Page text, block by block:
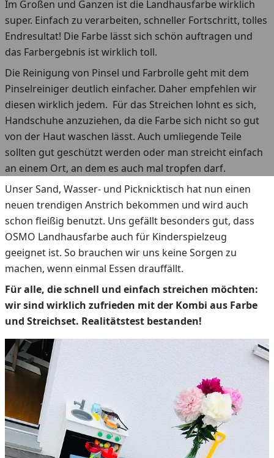
Im Großen und Ganzen ist die Landhausfarbe wirklich
super. Einfach zu verarbeiten, schneller Fortschritt, tolles
Endresultat! Die Farbe lässt sich schön auftragen und
das Farbergebnis ist wirklich toll.
Die Reinigung von Pinsel und Farbrolle geht mit dem
Pinselreiniger deutlich einfacher. Daher empfehlen wir
diesen wirklich jedem. Für das Streichen lohnt es sich,
Handschuhe anzuziehen, da die Farbe sich nicht so gut
von der Haut waschen lässt. Auch umliegende Teile
sollten gut geschützt werden oder man streicht einfach
an einem Ort, an dem es auch mal tropfen darf.
Unser Sand, Wasser- und Picknicktisch hat nun einen
neuen trendigen Anstrich bekommen und wird auch
schon fleißig benutzt. Uns gefällt besonders gut, dass
OSMO Landhausfarbe auch für Kinderspielzeug
geeignet ist. So brauchen wir uns keine Sorgen zu
machen, wenn einmal Essen drauffällt.
Für alle, die schnell und einfach streichen möchten:
wir sind wirklich zufrieden mit der Kombi aus Farbe
und Streichset. Realitätstest bestanden!